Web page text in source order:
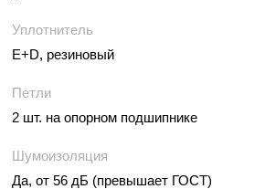
Уплотнитель
E+D, резиновый
Петли
2 шт. на опорном подшипнике
Шумоизоляция
Да, от 56 дБ (превышает ГОСТ)